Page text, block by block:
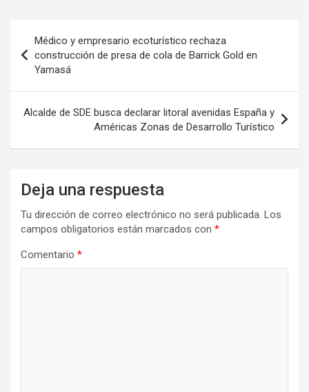
de
entradas
Médico y empresario ecotur​í​stico rechaza
construcción de presa de cola de Barrick Gold en
Yamasá
Alcalde de SDE busca declarar litoral avenidas España y
Américas Zonas de Desarrollo Turístico
Deja una respuesta
Tu dirección de correo electrónico no será publicada. Los
campos obligatorios están marcados con *
Comentario *